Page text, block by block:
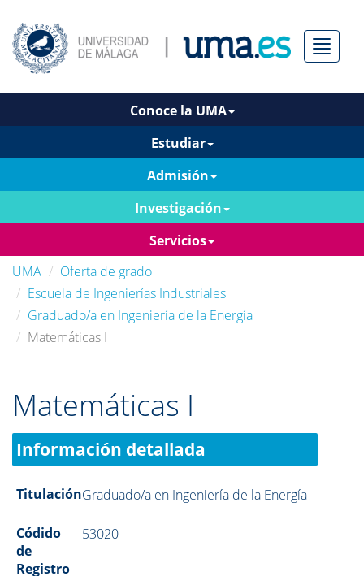
Menú
Conoce la UMA
Estudiar
Admisión
Investigación
Servicios
UMA
Oferta de grado
Escuela de Ingenierías Industriales
Graduado/a en Ingeniería de la Energía
Matemáticas I
Matemáticas I
Información detallada
TitulaciónGraduado/a en Ingeniería de la Energía
Códido
de
Registro
53020